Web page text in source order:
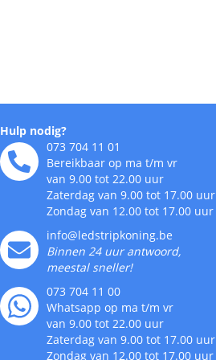
Hulp nodig?
073 704 11 01
Bereikbaar op ma t/m vr
van 9.00 tot 22.00 uur
Zaterdag van 9.00 tot 17.00 uur
Zondag van 12.00 tot 17.00 uur
info@ledstripkoning.be
Binnen 24 uur antwoord,
meestal sneller!
073 704 11 00
Whatsapp op ma t/m vr
van 9.00 tot 22.00 uur
Zaterdag van 9.00 tot 17.00 uur
Zondag van 12.00 tot 17.00 uur